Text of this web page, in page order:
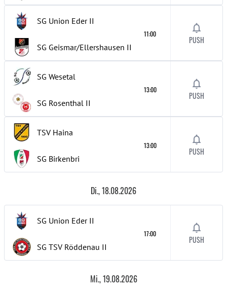
SG Union Eder II
SG Geismar/Ellershausen II
11:00
PUSH
SG Wesetal
SG Rosenthal II
13:00
PUSH
TSV Haina
SG Birkenbri
13:00
PUSH
Di., 18.08.2026
SG Union Eder II
SG TSV Röddenau II
17:00
PUSH
Mi., 19.08.2026